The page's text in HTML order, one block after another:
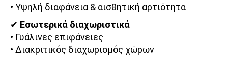
• Υψηλή διαφάνεια & αισθητική αρτιότητα
✔ Εσωτερικά διαχωριστικά
• Γυάλινες επιφάνειες
• Διακριτικός διαχωρισμός χώρων